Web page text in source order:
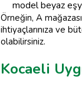
model beyaz
Örneğin, A
ihtiyaçlarınıza ve
olabilirsiniz.
Kocaeli